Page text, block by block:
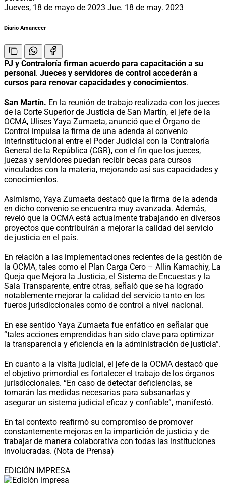
Jueves, 18 de mayo de 2023 Jue. 18 de may. 2023
Diario Amanecer
PJ y Contraloría firman acuerdo para capacitación a su
personal. Jueces y servidores de control accederán a
cursos para renovar capacidades y conocimientos.
San Martín. En la reunión de trabajo realizada con los jueces
de la Corte Superior de Justicia de San Martín, el jefe de la
OCMA, Ulises Yaya Zumaeta, anunció que el Órgano de
Control impulsa la firma de una adenda al convenio
interinstitucional entre el Poder Judicial con la Contraloría
General de la República (CGR), con el fin que los jueces,
juezas y servidores puedan recibir becas para cursos
vinculados con la materia, mejorando así sus capacidades y
conocimientos.
Asimismo, Yaya Zumaeta destacó que la firma de la adenda
en dicho convenio se encuentra muy avanzada. Además,
reveló que la OCMA está actualmente trabajando en diversos
proyectos que contribuirán a mejorar la calidad del servicio
de justicia en el país.
En relación a las implementaciones recientes de la gestión de
la OCMA, tales como el Plan Carga Cero – Allin Kamachiy, La
Queja que Mejora la Justicia, el Sistema de Encuestas y la
Sala Transparente, entre otras, señaló que se ha logrado
notablemente mejorar la calidad del servicio tanto en los
fueros jurisdiccionales como de control a nivel nacional.
En ese sentido Yaya Zumaeta fue enfático en señalar que
“tales acciones emprendidas han sido clave para optimizar
la transparencia y eficiencia en la administración de justicia”.
En cuanto a la visita judicial, el jefe de la OCMA destacó que
el objetivo primordial es fortalecer el trabajo de los órganos
jurisdiccionales. “En caso de detectar deficiencias, se
tomarán las medidas necesarias para subsanarlas y
asegurar un sistema judicial eficaz y confiable”, manifestó.
En tal contexto reafirmó su compromiso de promover
constantemente mejoras en la impartición de justicia y de
trabajar de manera colaborativa con todas las instituciones
involucradas. (Nota de Prensa)
EDICIÓN IMPRESA